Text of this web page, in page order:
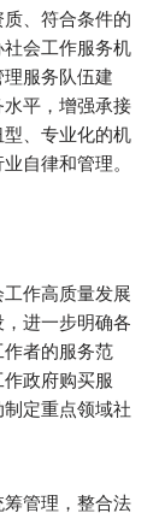
、符合条件的
会工作服务机
服务队伍建
平，增强承接
、专业化的机
自律和管理。
作高质量发展
进一步明确各
者的服务范
政府购买服
定重点领域社
管理，整合法